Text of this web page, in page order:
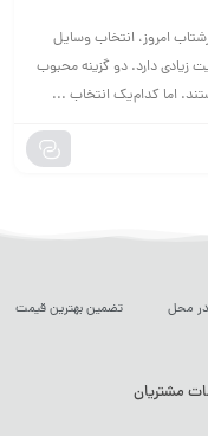
امروز، انتخاب وسایل
زیادی دارد. دو گزینه محبوب
اما کدام‌یک انتخاب ...
محل تضمین بهترین قیمت
مشتریان